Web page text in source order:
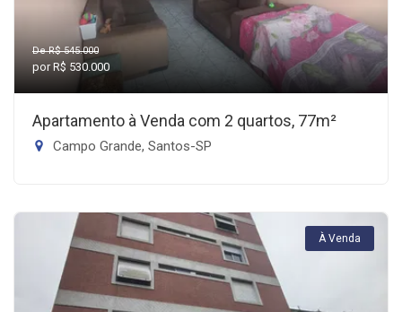
De R$ 545.000
por R$ 530.000
Apartamento à Venda com 2 quartos, 77m²
Campo Grande, Santos-SP
À Venda